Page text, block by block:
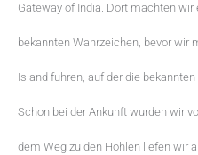
Gateway of India. Dort machten
bekannten Wahrzeichen, bevor wir
Island fuhren, auf der die
Schon bei der Ankunft wurden wir
dem Weg zu den Höhlen liefen wir